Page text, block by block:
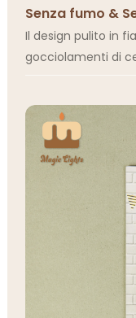
Senza fumo &
Il design pulito in
gocciolamenti di